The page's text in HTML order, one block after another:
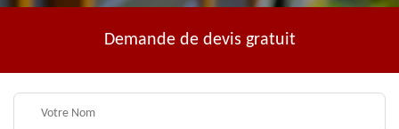
Demande de devis gratuit